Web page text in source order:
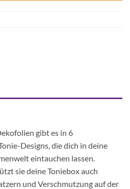
gibt es in 6
Designs, die dich in deine
eintauchen lassen.
sie deine Toniebox auch
und Verschmutzung auf der